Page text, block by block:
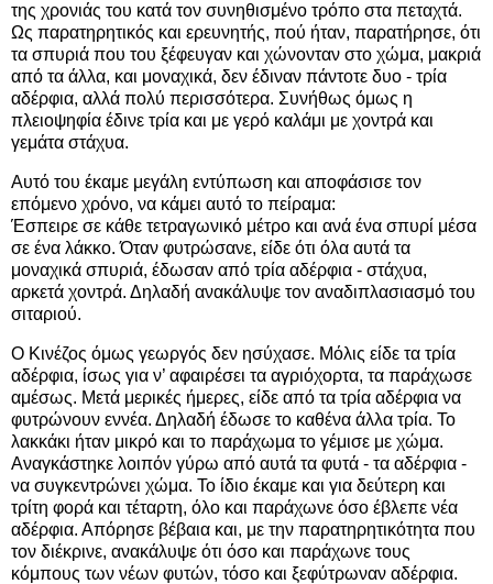
της χρονιάς του κατά τον συνηθισμένο τρόπο στα πεταχτά.
Ως παρατηρητικός και ερευνητής, πού ήταν, παρατήρησε, ότι
τα σπυριά που του ξέφευγαν και χώνονταν στο χώμα, μακριά
από τα άλλα, και μοναχικά, δεν έδιναν πάντοτε δυο - τρία
αδέρφια, αλλά πολύ περισσότερα. Συνήθως όμως η
πλειοψηφία έδινε τρία και με γερό καλάμι με χοντρά και
γεμάτα στάχυα.
Αυτό του έκαμε μεγάλη εντύπωση και αποφάσισε τον
επόμενο χρόνο, να κάμει αυτό το πείραμα:
Έσπειρε σε κάθε τετραγωνικό μέτρο και ανά ένα σπυρί μέσα
σε ένα λάκκο. Όταν φυτρώσανε, είδε ότι όλα αυτά τα
μοναχικά σπυριά, έδωσαν από τρία αδέρφια - στάχυα,
αρκετά χοντρά. Δηλαδή ανακάλυψε τον αναδιπλασιασμό του
σιταριού.
Ο Κινέζος όμως γεωργός δεν ησύχασε. Μόλις είδε τα τρία
αδέρφια, ίσως για ν’ αφαιρέσει τα αγριόχορτα, τα παράχωσε
αμέσως. Μετά μερικές ήμερες, είδε από τα τρία αδέρφια να
φυτρώνουν εννέα. Δηλαδή έδωσε το καθένα άλλα τρία. Το
λακκάκι ήταν μικρό και το παράχωμα το γέμισε με χώμα.
Αναγκάστηκε λοιπόν γύρω από αυτά τα φυτά - τα αδέρφια -
να συγκεντρώνει χώμα. Το ίδιο έκαμε και για δεύτερη και
τρίτη φορά και τέταρτη, όλο και παράχωνε όσο έβλεπε νέα
αδέρφια. Απόρησε βέβαια και, με την παρατηρητικότητα που
τον διέκρινε, ανακάλυψε ότι όσο και παράχωνε τους
κόμπους των νέων φυτών, τόσο και ξεφύτρωναν αδέρφια.